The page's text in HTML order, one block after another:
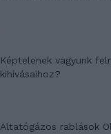
Képtelenek vagyunk
kihívásaihoz?
Altatógázos rablások